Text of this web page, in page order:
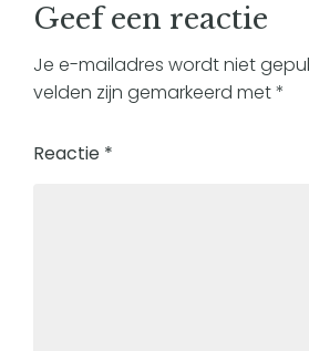
Geef een reactie
Je e-mailadres wordt niet
velden zijn gemarkeerd met*
Reactie *